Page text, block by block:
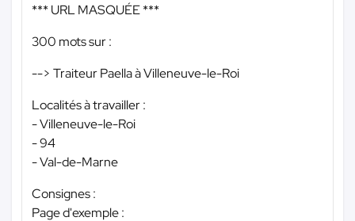
*** URL MASQUÉE ***
300 mots sur :
--> Traiteur Paella à Villeneuve-le-Roi
Localités à travailler :
- Villeneuve-le-Roi
- 94
- Val-de-Marne
Consignes :
Page d'exemple :